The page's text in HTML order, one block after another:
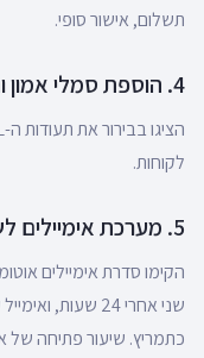
תשלום, אישור סופי.
4. הוספת סמלי אמון ותעודות אבטחה
לקוחות.
5. מערכת אימיילים לשחזור עגלה נטושה
הקימו סדרת אימיילים